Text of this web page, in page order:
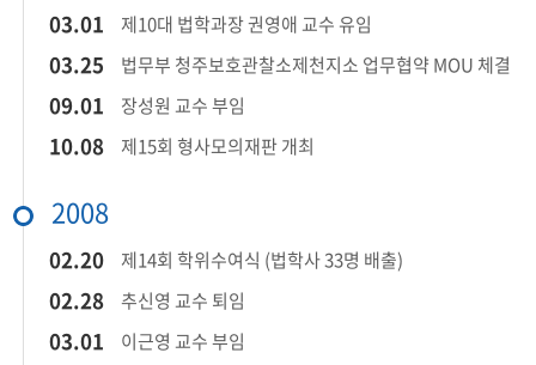
03.01 제10대 법학과장 권영애 교수 유임​
03.25 법무부 청주보호관찰소제천지소 업무협약 MOU 체결
09.01 장성원 교수 부임​
10.08 ​제15회 형사모의재판 개최​
2008
​02.20​ 제14회 학위수여식 (법학사 33명 배출)​
​02.28​ 추신영 교수 퇴임​
​03.01​ 이근영 교수 부임​